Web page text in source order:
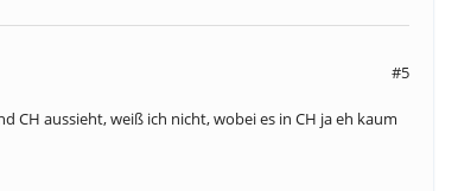
#5
CH aussieht, weiß ich nicht, wobei es in CH ja eh kaum